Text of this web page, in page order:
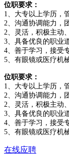
位职要求：
1、大专以上学历，
2、沟通协调能力，
2、灵活，积极主动
3、具备优良的职业
4、善于学习，接受
5、有眼镜或医疗机
位职要求：
1、大专以上学历，
2、沟通协调能力，
2、灵活，积极主动
3、具备优良的职业
4、善于学习，接受
5、有眼镜或医疗机
在线应聘